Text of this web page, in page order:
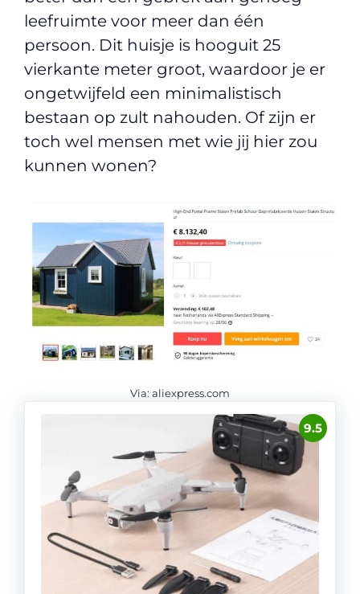
leefruimte voor meer dan één
persoon. Dit huisje is hooguit 25
vierkante meter groot, waardoor je er
ongetwijfeld een minimalistisch
bestaan op zult nahouden. Of zijn er
toch wel mensen met wie jij hier zou
kunnen wonen?
Via: aliexpress.com
9.5